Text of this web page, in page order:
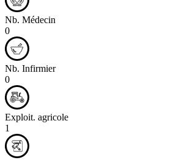
Nb. Médecin
0
Nb. Infirmier
0
Exploit. agricole
1